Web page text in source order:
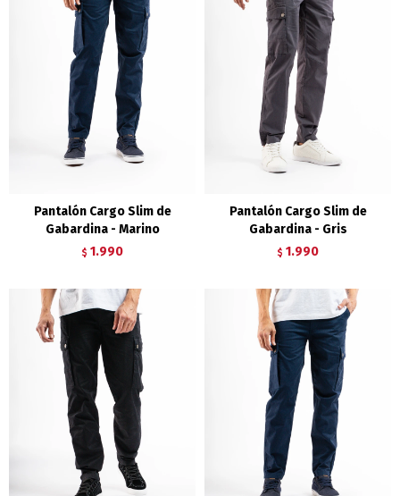
Pantalón Cargo Slim de
Gabardina - Marino
$ 1.990
Pantalón Cargo Slim de
Gabardina - Gris
$ 1.990